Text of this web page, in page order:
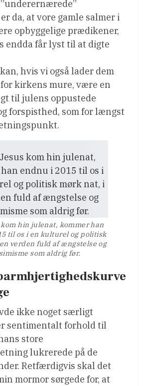
da, at vore gamle salmer i
opbyggelige prædikener,
endda får lyst til at digte
hvis vi også lader dem
kirkens mure, være en
til julens oppustede
forspisthed, som for længst
kom hin julenat, kommer han
til os i en kulturel og politisk
verden fuld af ængstelse og
som aldrig før.
ikke noget særligt
sentimentalt forhold til
store
lukrerede på de
Retfærdigvis skal det
mormor sørgede for, at